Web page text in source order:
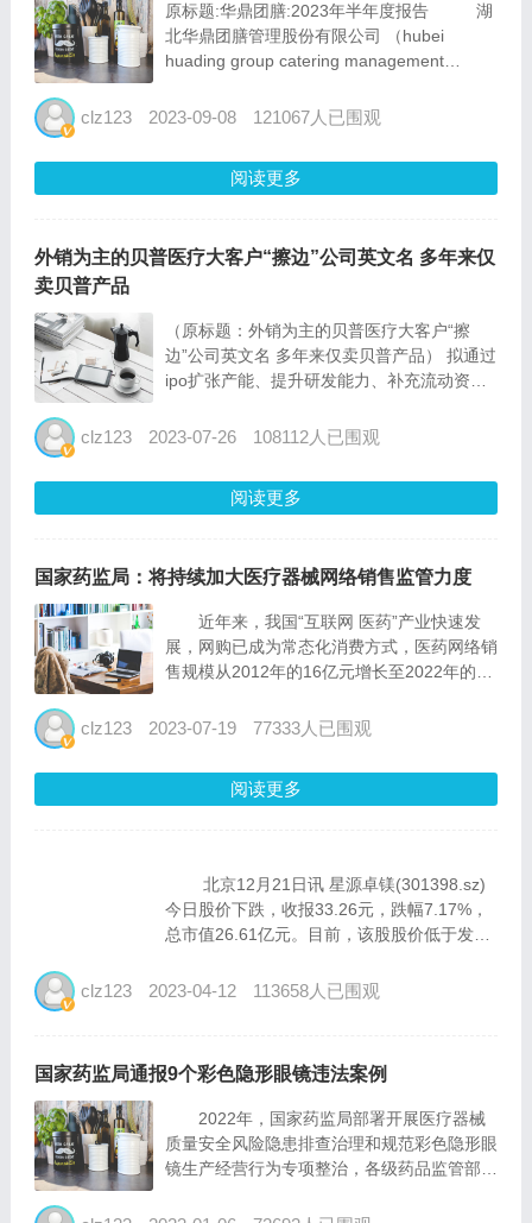
原标题:华鼎团膳:2023年半年度报告 湖
北华鼎团膳管理股份有限公司 （hubei
huading group catering management
clz123 2023-09-08 121067人已围观
阅读更多
外销为主的贝普医疗大客户“擦边”公司英文名 多年来仅
卖贝普产品
（原标题：外销为主的贝普医疗大客户“擦
边”公司英文名 多年来仅卖贝普产品） 拟通过
ipo扩张产能、提升研发能力、补充流动资金
医疗”)，日前回复了深交所的第二轮审核问询
券报》此前...
clz123 2023-07-26 108112人已围观
阅读更多
国家药监局：将持续加大医疗器械网络销售监管力度
近年来，我国“互联网 医药”产业快速发
展，网购已成为常态化消费方式，医药网络销
售规模从2012年的16亿元增长至2022年的
市场规模增长迅速。医疗器械网络销售第三方
clz123 2023-07-19 77333人已围观
阅读更多
北京12月21日讯 星源卓镁(301398.sz)
今日股价下跌，收报33.26元，跌幅7.17%，
总市值26.61亿元。目前，该股股价低于发行
交所创业板上市，公开发行股票2,000万...
clz123 2023-04-12 113658人已围观
国家药监局通报9个彩色隐形眼镜违法案例
2022年，国家药监局部署开展医疗器械
质量安全风险隐患排查治理和规范彩色隐形眼
镜生产经营行为专项整治，各级药品监管部门
企业以及网络交易服务第三方平台的监督检